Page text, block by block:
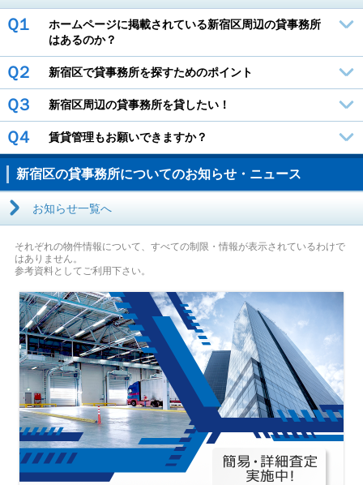
Ｑ１
ホームページに掲載されている新宿区周辺の貸事務所
はあるのか？
Ｑ２ 新宿区で貸事務所を探すためのポイント
Ｑ３ 新宿区周辺の貸事務所を貸したい！
Ｑ４ 賃貸管理もお願いできますか？
新宿区の貸事務所についてのお知らせ・ニュース
お知らせ一覧へ
それぞれの物件情報について、すべての制限・情報が表示されているわけで
はありません。
参考資料としてご利用下さい。